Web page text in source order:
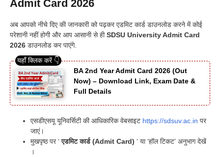
Admit Card 2026
अब आपको नीचे दिए की जानकारी को पढ़कर एडमिट कार्ड डाउनलोड करने में कोई
परेशानी नहीं होगी और आप आसानी से हीSDSU University Admit Card
2026 डाउनलोड कर पाएंगे.
BA 2nd Year Admit Card 2026 (Out
Now) – Download Link, Exam Date &
Full Details
एसडीएसयू यूनिवर्सिटी की आधिकारिक वेबसाइट https://sdsuv.ac.in पर
जाएं।
मुखपृष्ठ पर ‘एडमिट कार्ड (Admit Card) ‘ या ‘हॉल टिकट’ अनुभाग देखें
।